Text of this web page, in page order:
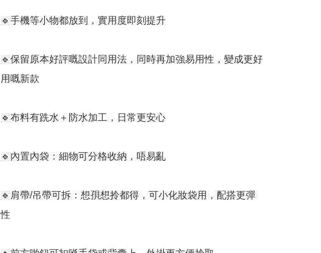
🔹手機等小物都放到，實用度即刻提升
🔹保留原本好評嘅設計同用法，同時再加強易用性，變成更好
用嘅新款
🔹布料有跣水＋防水加工，日常更安心
🔹內置內袋：細物可分格收納，唔易亂
🔹肩帶/吊帶可拆：想孭想拎都得，可小化妝袋用，配搭更彈
性